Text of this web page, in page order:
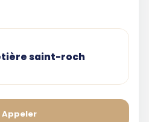
saint-roch
Appeler